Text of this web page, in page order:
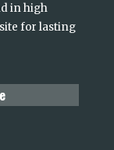
in high
for lasting